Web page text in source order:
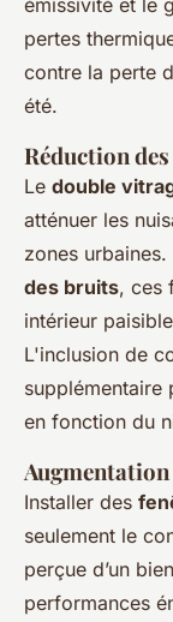
pertes
contre la perte
été.
Réduction
Le double
atténuer les
zones
des bruits, ces
intérieur
L'inclusion de
supplémentaire
en fonction du
Installer des
seulement le
perçue d’un
performances